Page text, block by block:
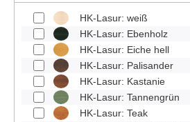
HK-Lasur: weiß
HK-Lasur: Ebenholz
HK-Lasur: Eiche hell
HK-Lasur: Palisander
HK-Lasur: Kastanie
HK-Lasur: Tannengrün
HK-Lasur: Teak